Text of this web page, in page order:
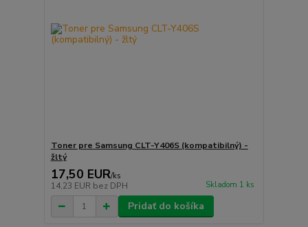
Toner pre Samsung CLT-Y406S (kompatibilný) -
žltý
17,50 EUR/ks
14,23 EUR bez DPH Skladom 1 ks
Pridať do košíka